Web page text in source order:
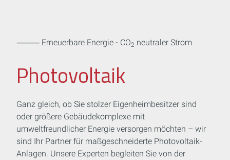
⸻ Erneuerbare Energie - CO2 neutraler Strom
Photovoltaik
Ganz gleich, ob Sie stolzer Eigenheimbesitzer sind
oder größere Gebäudekomplexe mit
umweltfreundlicher Energie versorgen möchten – wir
sind Ihr Partner für maßgeschneiderte Photovoltaik-
Anlagen. Unsere Experten begleiten Sie von der